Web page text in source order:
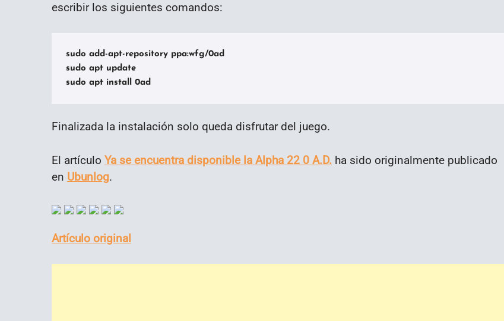
escribir los siguientes comandos:
sudo add-apt-repository ppa:wfg/0ad
sudo apt update
Finalizada la instalación solo queda disfrutar del juego.
El artículo Ya se encuentra disponible la Alpha 22 0 A.D. ha sido originalmente publicado
en Ubunlog.
Artículo original